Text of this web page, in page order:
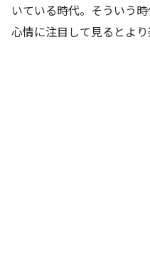
いている時代。そういう
心情に注目して見るとより